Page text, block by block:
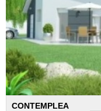
CONTEMPLEA